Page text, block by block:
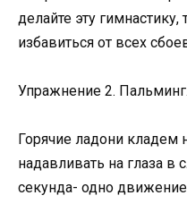
делайте эту
избавиться от всех
Упражнение 2. Пальминг.
Горячие ладони кладем
надавливать на глаза
секунда- одно